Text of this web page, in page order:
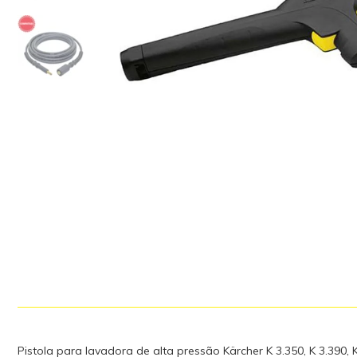
Pistola para lavadora de alta pressão Kärcher K 3.350, K 3.390,